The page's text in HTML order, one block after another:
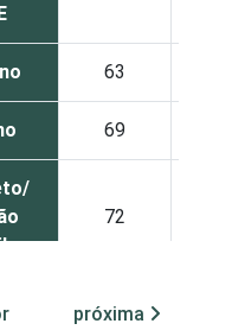
63
69
72
63
próxima